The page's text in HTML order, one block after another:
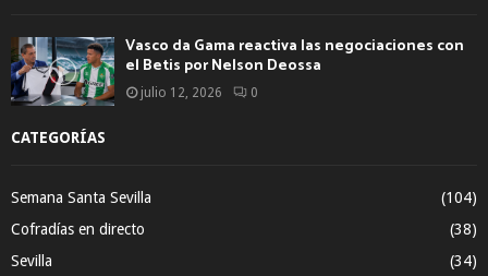
Vasco da Gama reactiva las negociaciones con
el Betis por Nelson Deossa
julio 12, 2026 0
CATEGORÍAS
Semana Santa Sevilla
(104)
Cofradías en directo
(38)
Sevilla
(34)